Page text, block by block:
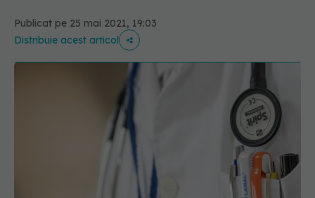
Publicat pe 25 mai 2021, 19:03
Distribuie acest articol